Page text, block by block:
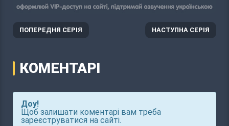
ПОПЕРЕДНЯ СЕРІЯ НАСТУПНА СЕРІЯ
КОМЕНТАРІ
Доу!
Щоб залишати коментарі вам треба
зареєструватися на сайті.